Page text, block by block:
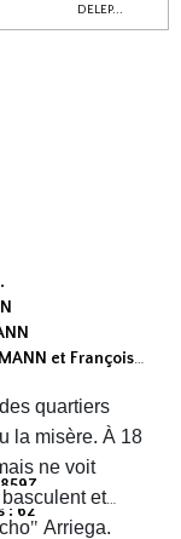
DELEP...
et François
2026
: 62
quartiers
la misère. À 18
ne voit
et
" Arriega.